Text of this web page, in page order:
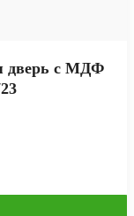
дверь с МДФ